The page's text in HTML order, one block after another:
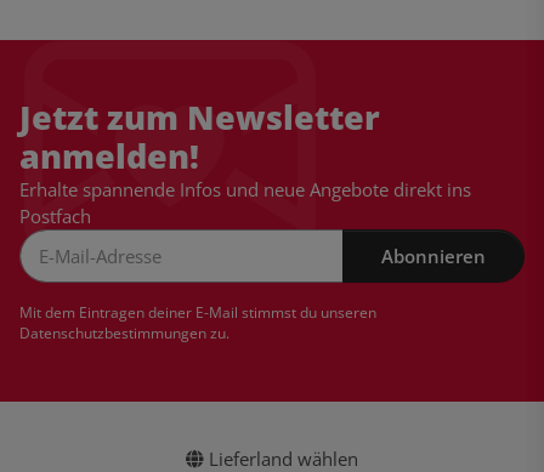
Jetzt zum Newsletter
anmelden!
Erhalte spannende Infos und neue Angebote direkt ins
Postfach
Abonnieren
Mit dem Eintragen deiner E-Mail stimmst du unseren
Datenschutzbestimmungenzu.
Lieferland wählen